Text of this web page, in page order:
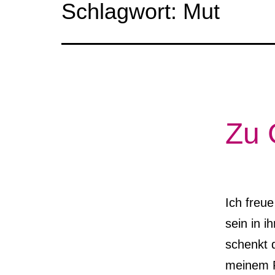
Schlagwort: Mut
Zu
Ich
sein in
schenkt
meinem